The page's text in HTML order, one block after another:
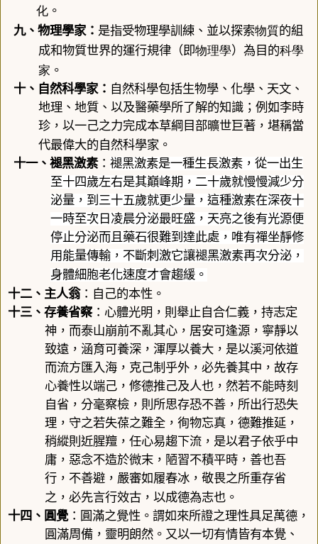
化。
九、 物理學家： 是指受物理學訓練、並以探索物質的組
成和物質世界的運行規律（即物理學）為目的科學
家 。
十、 自然科學家： 自然科學包括生物學、化學、天文、
地理、地質、以及醫藥學所了解的知識；例如李時
珍，以一己之力完成本草綱目部曠世巨著，堪稱當
代最偉大的自然科學家。
十一、 褪黑激素： 褪黑激素是一種生長激素，從一出生
至十四歲左右是其巔峰期，二十歲就慢慢減少分
泌量，到 三十五歲就更少量，這種激素在深夜十
一時至次日凌晨分泌最旺盛，天亮之後有光源便
停止分泌而且藥石很難到達此處，唯有禪坐靜修
用能量傳輸，不斷刺激它讓褪黑激素再次分泌，
身體細胞老化速度才會趨緩。
十二、 主人翁：自己的本性。
十三、 存養省察： 心體光明，則舉止自合仁義，持志定
神，而泰山崩前不亂其心，居安可逢源，寧靜以
致遠，涵育可養深，渾厚以養大，是以溪河依道
而流方匯入海，克己制乎外，必先養其中，故存
心養性以端己，修德推己及人也，然若不能時刻
自省，分毫察檢，則所思存恐不善，所出行恐失
理，守之若失葆之難全，徇物忘真，德難推延，
稍縱則近腥羶，任心易趨下流，是以君子依乎中
庸，惡念不造於微末，陋習不積平時，善也吾
行，不善避，嚴審如履春冰，敬畏之所重存省
之，必先言行效古，以成德為志也。
十四、 圓覺： 圓滿之覺性。謂如來所證之理性具足萬德，
圓滿周備，靈明朗然。又以一切有情皆有本覺、